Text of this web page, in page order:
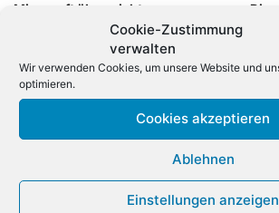
Cookie-Zustimmung
verwalten
Wir verwenden Cookies, um unsere Website und
optimieren.
Cookies akzeptieren
Ablehnen
Einstellungen anzeigen
Microsoft überreicht
Memorandum zum
Wirtschaftswunder»
«Die
Kopf»:
Verwandte Artikel
Also unterstützt
des Lenovo-
DISTRIBUTION